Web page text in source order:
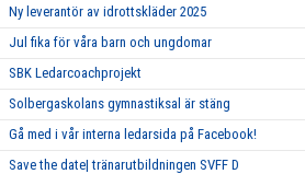
Ny leverantör av idrottskläder 2025
Jul fika för våra barn och ungdomar
SBK Ledarcoachprojekt
Solbergaskolans gymnastiksal är stäng
Gå med i vår interna ledarsida på Facebook!
Save the date| tränarutbildningen SVFF D